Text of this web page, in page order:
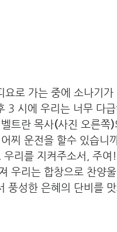
요로 가는 중에 소나기
3 시에 우리는 너무 다
트란 목사(사진 오른쪽)
찌 운전을 할수 있습니
리를 지켜주소서, 주
우리는 합창으로 찬양
풍성한 은혜의 단비를